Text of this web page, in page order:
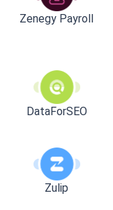
Zenegy Payroll
DataForSEO
Zulip